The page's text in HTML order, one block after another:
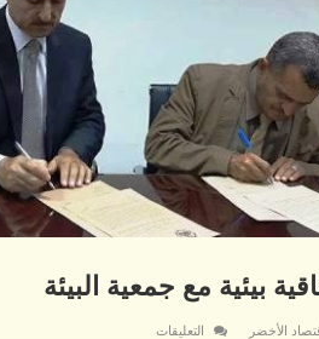
بيئية مع جمعية البيئة
الأخضر التعليقات